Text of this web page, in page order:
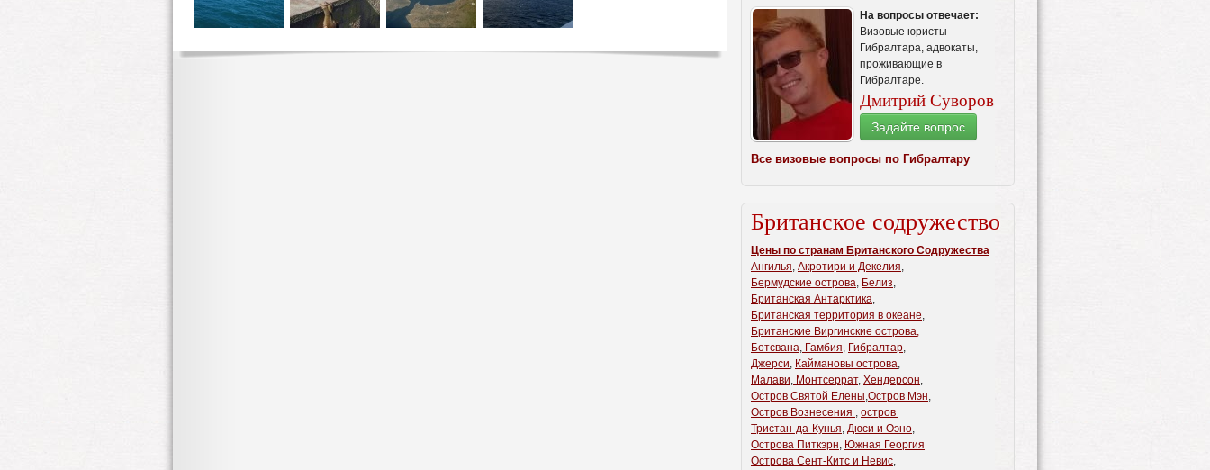
На вопросы отвечает:
Визовые юристы
Гибралтара, адвокаты,
проживающие в
Гибралтаре.
Дмитрий Суворов
Задайте вопрос
Все визовые вопросы по Гибралтару
Британское содружество
Цены по странам Британского Содружества
Ангилья, Акротири и Декелия,
Бермудские острова, Белиз,
Британская Антарктика,
Британская территория в океане,
Британские Виргинские острова,
Ботсвана, Гамбия, Гибралтар,
Джерси, Каймановы острова,
Малави, Монтсеррат, Хендерсон,
Остров Святой Елены,Остров Мэн,
Остров Вознесения , остров
Тристан-да-Кунья, Дюси и Оэно,
Острова Питкэрн, Южная Георгия
Острова Сент-Китс и Невис,